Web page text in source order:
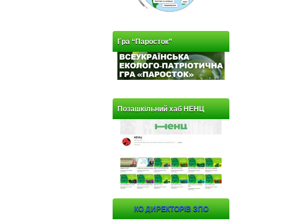
Гра “Паросток”
Позашкільний хаб НЕНЦ
КО ДИРЕКТОРІВ ЗПО